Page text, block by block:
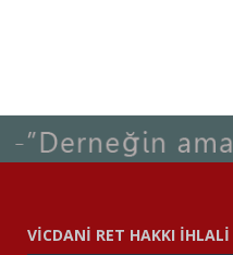
VİCDANİ RET HAKKI